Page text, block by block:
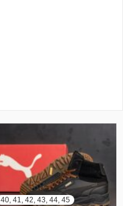
40, 41, 42, 43, 44, 45